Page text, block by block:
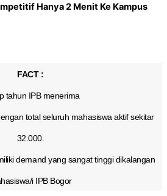
Hanya 2 Menit Ke Kampus
FACT :
tahun IPB menerima
total seluruh mahasiswa aktif sekitar
32.000.
demand yang sangat tinggi dikalangan
i IPB Bogor